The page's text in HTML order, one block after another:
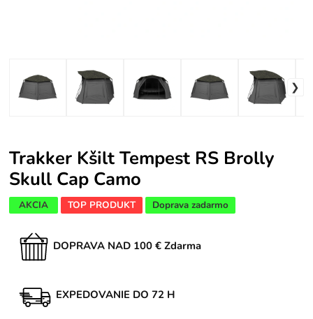
Trakker Kšilt Tempest RS Brolly
Skull Cap Camo
AKCIA TOP PRODUKT Doprava zadarmo
DOPRAVA NAD 100 € Zdarma
EXPEDOVANIE DO 72 H